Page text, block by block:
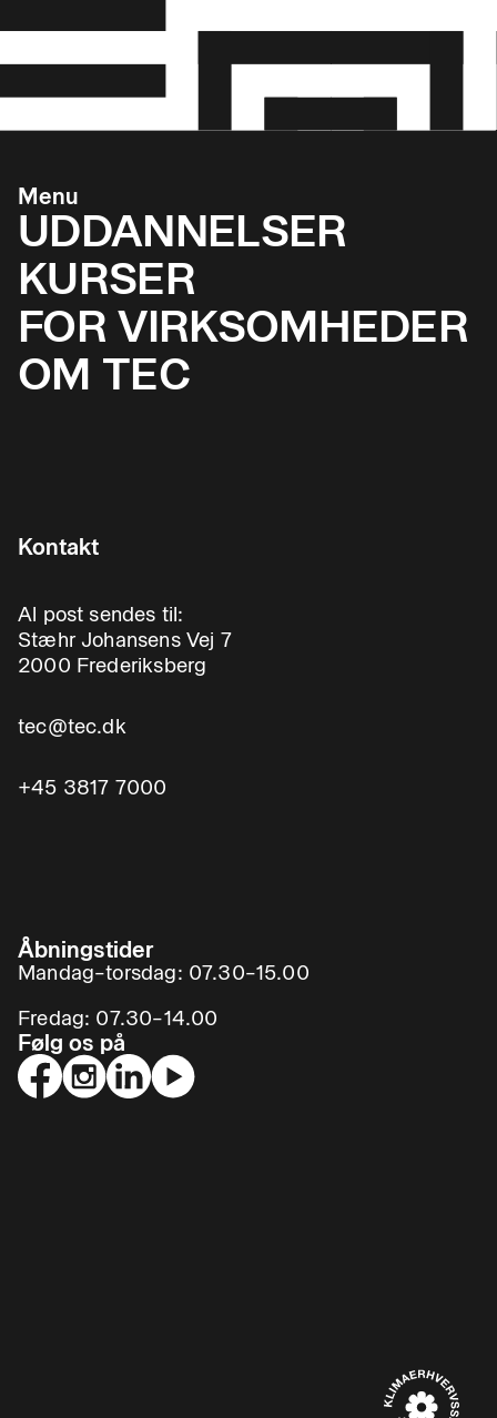
Menu
UDDANNELSER
KURSER
FOR VIRKSOMHEDER
OM TEC
Kontakt
Al post sendes til:
Stæhr Johansens Vej 7
2000 Frederiksberg
tec@tec.dk
+45 3817 7000
Åbningstider
Mandag–torsdag: 07.30–15.00
Fredag: 07.30–14.00
Følg os på